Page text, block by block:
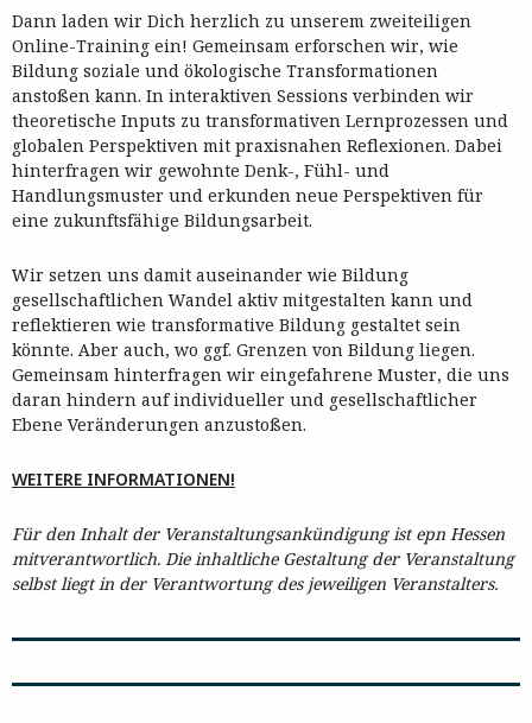
Dann laden wir Dich herzlich zu unserem zweiteiligen
Online-Training ein! Gemeinsam erforschen wir, wie
Bildung soziale und ökologische Transformationen
anstoßen kann. In interaktiven Sessions verbinden wir
theoretische Inputs zu transformativen Lernprozessen und
globalen Perspektiven mit praxisnahen Reflexionen. Dabei
hinterfragen wir gewohnte Denk-, Fühl- und
Handlungsmuster und erkunden neue Perspektiven für
eine zukunftsfähige Bildungsarbeit.
Wir setzen uns damit auseinander wie Bildung
gesellschaftlichen Wandel aktiv mitgestalten kann und
reflektieren wie transformative Bildung gestaltet sein
könnte. Aber auch, wo ggf. Grenzen von Bildung liegen.
Gemeinsam hinterfragen wir eingefahrene Muster, die uns
daran hindern auf individueller und gesellschaftlicher
Ebene Veränderungen anzustoßen.
WEITERE INFORMATIONEN!
Für den Inhalt der Veranstaltungsankündigung ist epn Hessen
mitverantwortlich. Die inhaltliche Gestaltung der Veranstaltung
selbst liegt in der Verantwortung des jeweiligen Veranstalters.